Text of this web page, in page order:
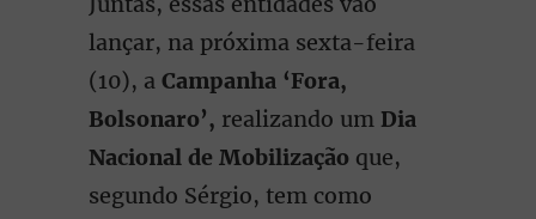
lançar, na próxima sexta-feira
(10), a Campanha ‘Fora,
Bolsonaro’, realizando um Dia
Nacional de Mobilização que,
segundo Sérgio, tem como